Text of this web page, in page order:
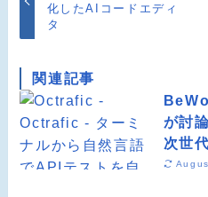
化したAIコードエディ
タ
関連記事
が討
次世